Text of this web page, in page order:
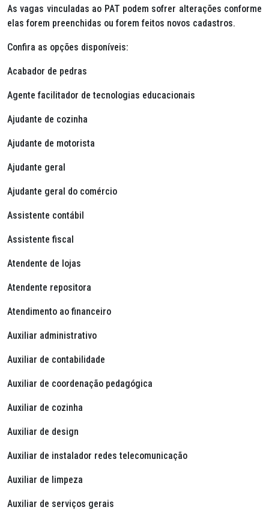
As vagas vinculadas ao PAT podem sofrer alterações conforme
elas forem preenchidas ou forem feitos novos cadastros.
Confira as opções disponíveis:
Acabador de pedras
Agente facilitador de tecnologias educacionais
Ajudante de cozinha
Ajudante de motorista
Ajudante geral
Ajudante geral do comércio
Assistente contábil
Assistente fiscal
Atendente de lojas
Atendente repositora
Atendimento ao financeiro
Auxiliar administrativo
Auxiliar de contabilidade
Auxiliar de coordenação pedagógica
Auxiliar de cozinha
Auxiliar de design
Auxiliar de instalador redes telecomunicação
Auxiliar de limpeza
Auxiliar de serviços gerais